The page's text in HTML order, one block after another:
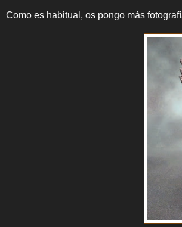
Como es habitual, os pongo más